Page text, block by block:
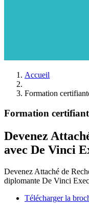
Accueil
Formation
Formation
Devenez
avec De Vinci
Devenez Attaché de
diplomante De Vinci
Télécharger la